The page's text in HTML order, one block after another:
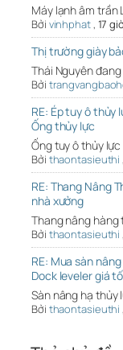
Máy lạnh âm trần
Bởi vinhphat, 17
Thị trường giày
Thái Nguyên
Bởi
RE: Ép tuy ô thủy
Ống thủy lực
Ống tuy ô thủy
Bởi thaontasieuthi ,
RE: Thang Nâng
nhà xưởng
Thang nâng hàng
Bởi thaontasieuthi ,
RE: Mua sàn
Dock leveler giá
Sàn nâng hạ thủy
Bởi thaontasieuthi ,